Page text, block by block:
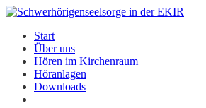
Zum
springenStart
Über uns
Hören im Kirchenraum
Höranlagen
Downloads